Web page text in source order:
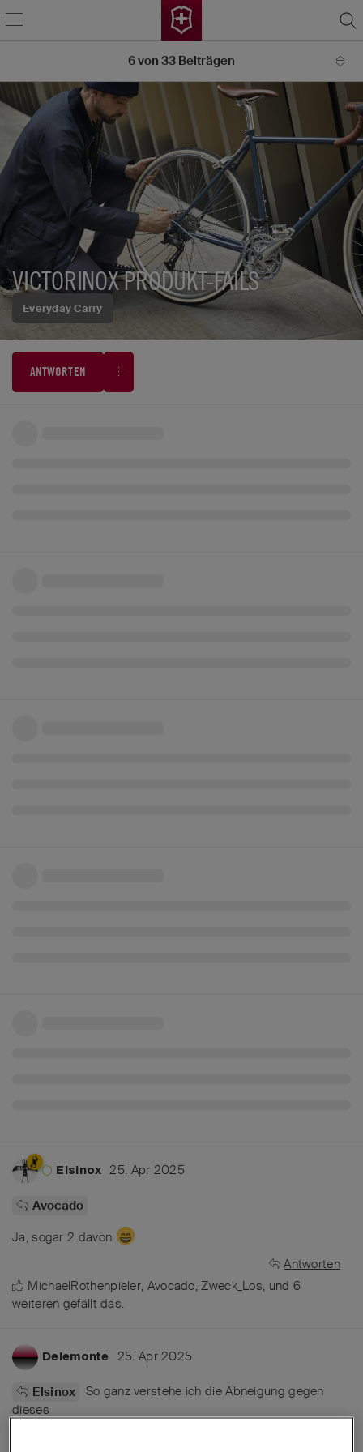
Everyday Carry
VICTORINOX PRODUKT-FAILS
ANTWORTEN
6von 33 Beiträgen
Elsinox 25. Apr 2025
Avocado
Ja, sogar 2 davon
Antworten
MichaelRothenpieler, Avocado,Zweck_Los, und 6
weiteren gefällt das.
Delemonte 25. Apr 2025
Elsinox
So ganz verstehe ich die Abneigung gegen
dieses